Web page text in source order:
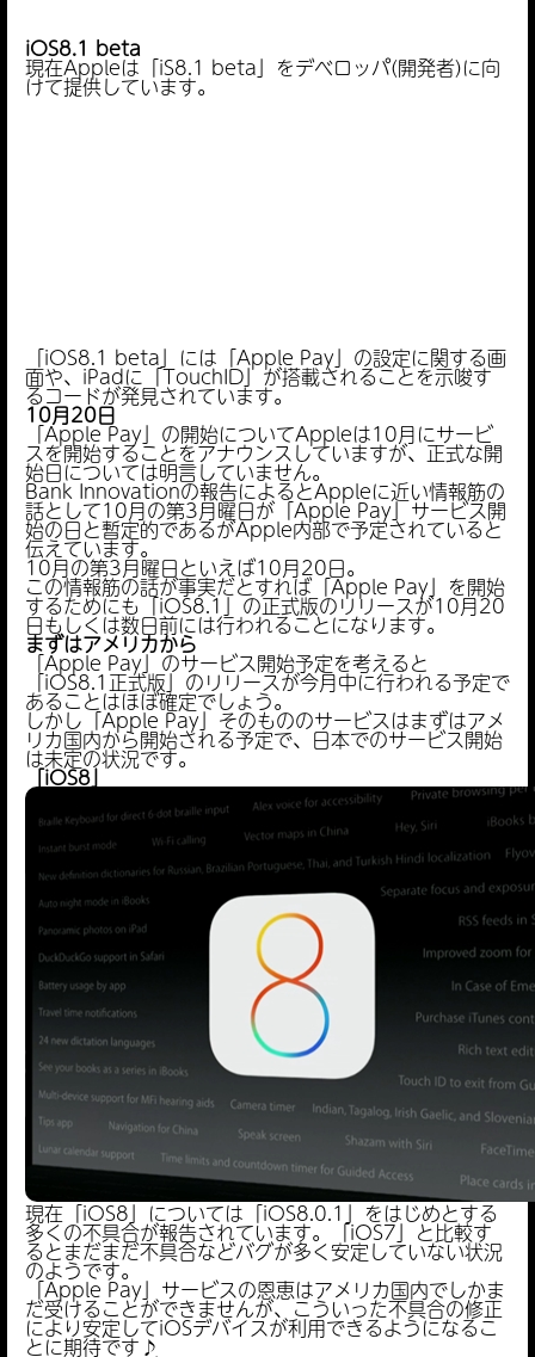
iOS8.1 beta
現在Appleは「iS8.1 beta」をデベロッパ(開発者)に向
けて提供しています。
「iOS8.1 beta」には「Apple Pay」の設定に関する画
面や、iPadに「TouchID」が搭載されることを示唆す
るコードが発見されています。
10月20日
「Apple Pay」の開始についてAppleは10月にサービ
スを開始することをアナウンスしていますが、正式な開
始日については明言していません。
Bank Innovationの報告によるとAppleに近い情報筋の
話として10月の第3月曜日が「Apple Pay」サービス開
始の日と暫定的であるがApple内部で予定されていると
伝えています。
10月の第3月曜日といえば10月20日。
この情報筋の話が事実だとすれば「Apple Pay」を開始
するためにも「iOS8.1」の正式版のリリースが10月20
日もしくは数日前には行われることになります。
まずはアメリカから
「Apple Pay」のサービス開始予定を考えると
「iOS8.1正式版」のリリースが今月中に行われる予定で
あることはほぼ確定でしょう。
しかし「Apple Pay」そのもののサービスはまずはアメ
リカ国内から開始される予定で、日本でのサービス開始
は未定の状況です。
「iOS8」
現在「iOS8」については「iOS8.0.1」をはじめとする
多くの不具合が報告されています。「iOS7」と比較す
るとまだまだ不具合などバグが多く安定していない状況
のようです。
「Apple Pay」サービスの恩恵はアメリカ国内でしかま
だ受けることができませんが、こういった不具合の修正
により安定してiOSデバイスが利用できるようになるこ
とに期待です♪